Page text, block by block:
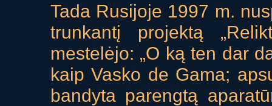
Tada Rusijoje 1997 m.
trunkantį projektą
mestelėjo: „O ką ten dar
kaip Vasko de Gama;
bandyta parengtą